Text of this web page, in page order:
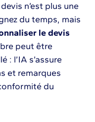
n’est plus une
du temps, mais
le devis
peut être
: l’IA s’assure
et remarques
du